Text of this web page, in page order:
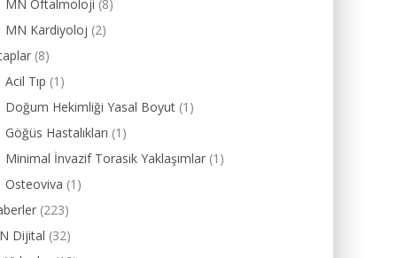
MN Oftalmoloji (8)
MN Kardiyoloj (2)
(8)
Acil Tıp (1)
Doğum Hekimliği Yasal Boyut (1)
Göğüs Hastalıkları (1)
Minimal İnvazif Torasik Yaklaşımlar (1)
Osteoviva (1)
(223)
Dijital (32)